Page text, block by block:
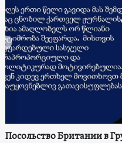
Посольство Британии в